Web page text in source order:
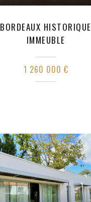
BORDEAUX HISTORIQUE
IMMEUBLE
1 260 000 €